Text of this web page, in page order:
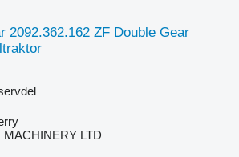
2092.362.162 ZF Double Gear
LTD